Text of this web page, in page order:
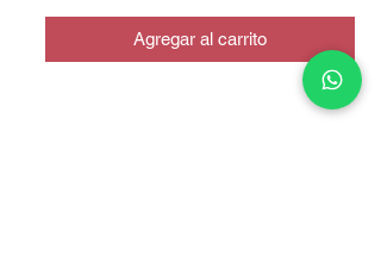
Agregar al carrito